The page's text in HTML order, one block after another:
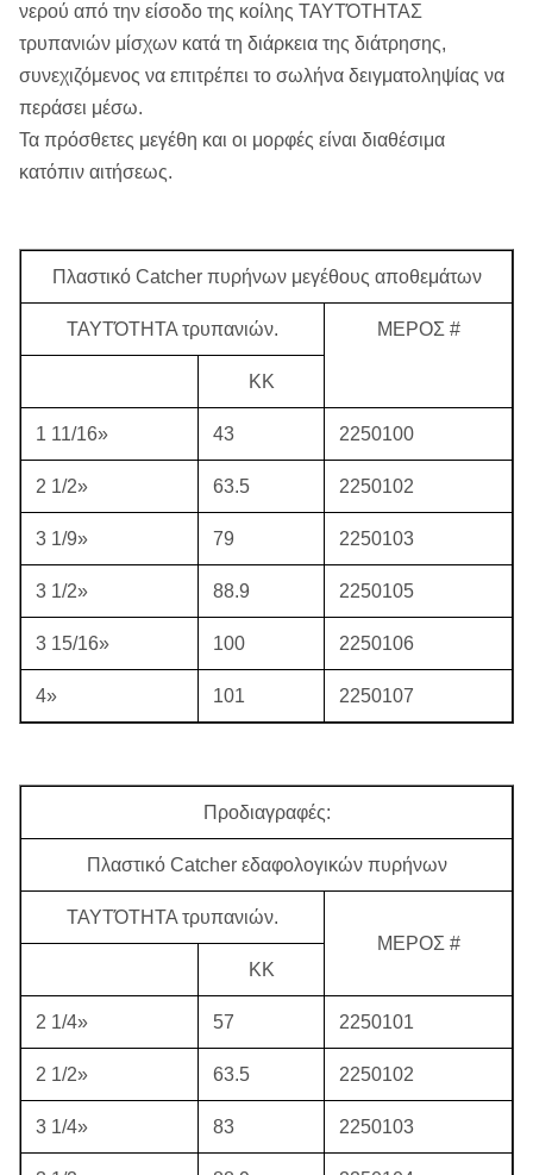
νερού από την είσοδο της κοίλης ΤΑΥΤΌΤΗΤΑΣ
τρυπανιών μίσχων κατά τη διάρκεια της διάτρησης,
συνεχιζόμενος να επιτρέπει το σωλήνα δειγματοληψίας να
περάσει μέσω.
Τα πρόσθετες μεγέθη και οι μορφές είναι διαθέσιμα
κατόπιν αιτήσεως.
Πλαστικό Catcher πυρήνων μεγέθους αποθεμάτων
ΤΑΥΤΌΤΗΤΑ τρυπανιών. ΜΕΡΟΣ #
ΚΚ
1 11/16» 43 2250100
2 1/2» 63.5 2250102
3 1/9» 79 2250103
3 1/2» 88.9 2250105
3 15/16» 100 2250106
4» 101 2250107
Προδιαγραφές:
Πλαστικό Catcher εδαφολογικών πυρήνων
ΤΑΥΤΌΤΗΤΑ τρυπανιών.
ΜΕΡΟΣ #
ΚΚ
2 1/4» 57 2250101
2 1/2» 63.5 2250102
3 1/4» 83 2250103